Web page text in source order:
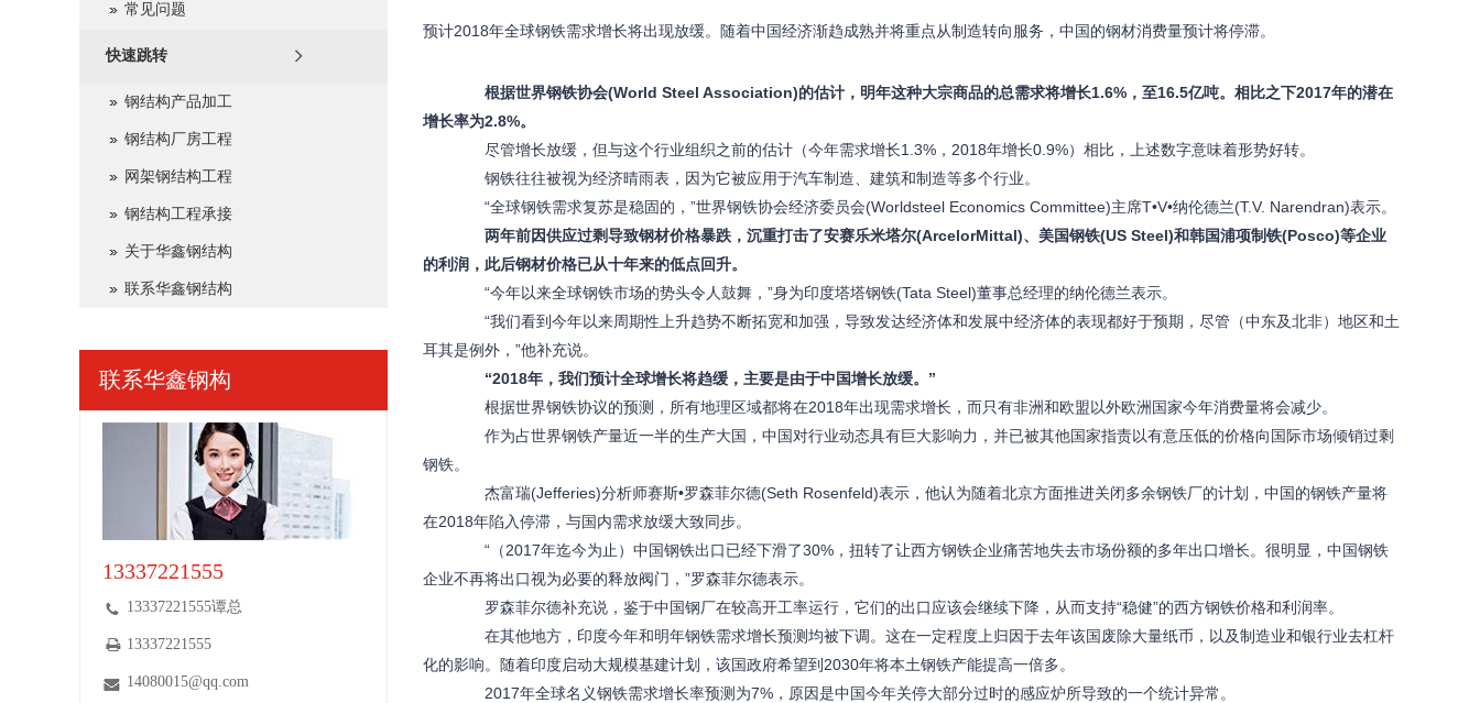
预计2018年全球钢铁需求增长将出现放缓。随着中国经济渐趋成熟并将重点从制造转向服务，中国的钢材消费量预计将停滞。
根据世界钢铁协会(World Steel Association)的估计，明年这种大宗商品的总需求将增长1.6%，至16.5亿吨。相比之下2017年的潜在
增长率为2.8%。
尽管增长放缓，但与这个行业组织之前的估计（今年需求增长1.3%，2018年增长0.9%）相比，上述数字意味着形势好转。
钢铁往往被视为经济晴雨表，因为它被应用于汽车制造、建筑和制造等多个行业。
“全球钢铁需求复苏是稳固的，”世界钢铁协会经济委员会(Worldsteel Economics Committee)主席T•V•纳伦德兰(T.V. Narendran)表示。
两年前因供应过剩导致钢材价格暴跌，沉重打击了安赛乐米塔尔(ArcelorMittal)、美国钢铁(US Steel)和韩国浦项制铁(Posco)等企业
的利润，此后钢材价格已从十年来的低点回升。
“今年以来全球钢铁市场的势头令人鼓舞，”身为印度塔塔钢铁(Tata Steel)董事总经理的纳伦德兰表示。
“我们看到今年以来周期性上升趋势不断拓宽和加强，导致发达经济体和发展中经济体的表现都好于预期，尽管（中东及北非）地区和土
耳其是例外，”他补充说。
“2018年，我们预计全球增长将趋缓，主要是由于中国增长放缓。”
根据世界钢铁协议的预测，所有地理区域都将在2018年出现需求增长，而只有非洲和欧盟以外欧洲国家今年消费量将会减少。
作为占世界钢铁产量近一半的生产大国，中国对行业动态具有巨大影响力，并已被其他国家指责以有意压低的价格向国际市场倾销过剩
钢铁。
杰富瑞(Jefferies)分析师赛斯•罗森菲尔德(Seth Rosenfeld)表示，他认为随着北京方面推进关闭多余钢铁厂的计划，中国的钢铁产量将
在2018年陷入停滞，与国内需求放缓大致同步。
“（2017年迄今为止）中国钢铁出口已经下滑了30%，扭转了让西方钢铁企业痛苦地失去市场份额的多年出口增长。很明显，中国钢铁
企业不再将出口视为必要的释放阀门，”罗森菲尔德表示。
罗森菲尔德补充说，鉴于中国钢厂在较高开工率运行，它们的出口应该会继续下降，从而支持“稳健”的西方钢铁价格和利润率。
在其他地方，印度今年和明年钢铁需求增长预测均被下调。这在一定程度上归因于去年该国废除大量纸币，以及制造业和银行业去杠杆
化的影响。随着印度启动大规模基建计划，该国政府希望到2030年将本土钢铁产能提高一倍多。
2017年全球名义钢铁需求增长率预测为7%，原因是中国今年关停大部分过时的感应炉所导致的一个统计异常。
常见问题
快速跳转
钢结构产品加工
钢结构厂房工程
网架钢结构工程
钢结构工程承接
关于华鑫钢结构
联系华鑫钢结构
联系华鑫钢构
13337221555
13337221555谭总
13337221555
14080015@qq.com